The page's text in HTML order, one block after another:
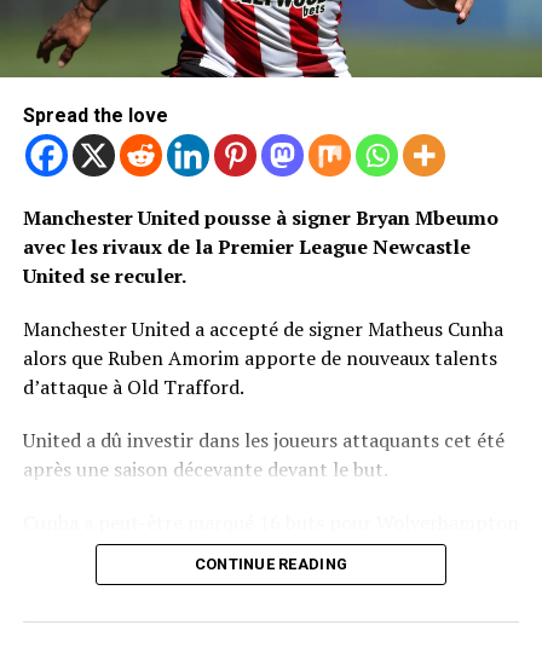
Spread the love
Manchester United pousse à signer Bryan Mbeumo
avec les rivaux de la Premier League Newcastle
United se reculer.
Manchester United a accepté de signer Matheus Cunha
alors que Ruben Amorim apporte de nouveaux talents
d’attaque à Old Trafford.
United a dû investir dans les joueurs attaquants cet été
après une saison décevante devant le but.
Wanderers la saison dernière, mais lui seul ne résoudra
pas les problèmes d’attaque de United.
CONTINUE READING